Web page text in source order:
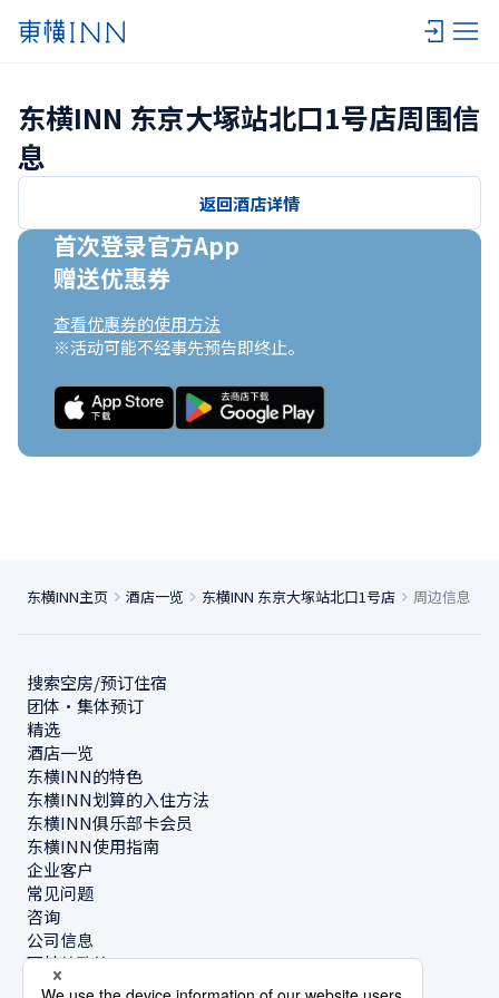
东横INN 东京大塚站北口1号店周围信
息
返回酒店详情
首次登录官方App
赠送优惠券
查看优惠券的使用方法
※活动可能不经事先预告即终止。
东横INN主页 酒店一览 东横INN 东京大塚站北口1号店 周边信息
搜索空房/预订住宿
团体・集体预订
精选
酒店一览
东横INN的特色
东横INN划算的入住方法
东横INN俱乐部卡会员
东横INN使用指南
企业客户
常见问题
咨询
公司信息
可持续政策